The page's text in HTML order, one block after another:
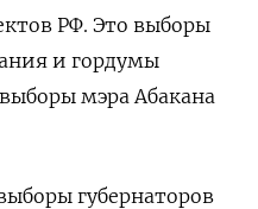
РФ. Это выборы
и гордумы
мэра Абакана
губернаторов